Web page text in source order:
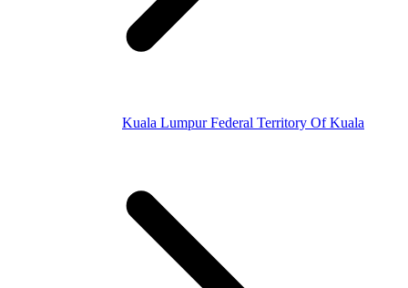
Kuala Lumpur Federal Territory Of Kuala